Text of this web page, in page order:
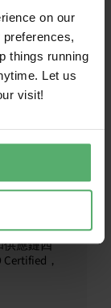
on our
things running
Let us
visit!
IT
認證，
擇。我們
是否符
的永續的
供應鏈四
，